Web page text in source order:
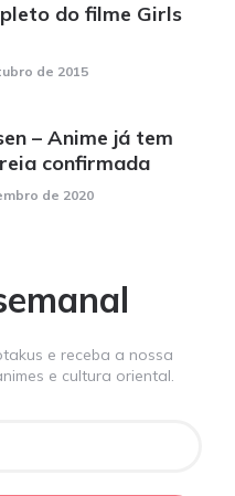
do filme Girls
de 2015
– Anime já tem
confirmada
de 2020
e receba a nossa
e cultura oriental.